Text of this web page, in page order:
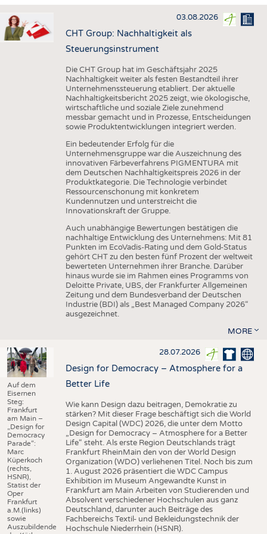
HAUS- UND HEIMTEXTILIEN
BEKLEIDUNG
AUSSCHREIBUNGEN
DTV AUSSCHREIBUNGSDIENST
STATISTICS
ADRESSEN & LINKS
PUBLIKATIONEN
BRANCHENTERMINE
03.08.2026
CHT Group: Nachhaltigkeit als
Steuerungsinstrument
Die CHT Group hat im Geschäftsjahr 2025
Nachhaltigkeit weiter als festen Bestandteil ihrer
Unternehmenssteuerung etabliert. Der aktuelle
Nachhaltigkeitsbericht 2025 zeigt, wie ökologische,
wirtschaftliche und soziale Ziele zunehmend
messbar gemacht und in Prozesse, Entscheidungen
sowie Produktentwicklungen integriert werden.
Ein bedeutender Erfolg für die
Unternehmensgruppe war die Auszeichnung des
innovativen Färbeverfahrens PIGMENTURA mit
dem Deutschen Nachhaltigkeitspreis 2026 in der
Produktkategorie. Die Technologie verbindet
Ressourcenschonung mit konkretem
Kundennutzen und unterstreicht die
Innovationskraft der Gruppe.
Auch unabhängige Bewertungen bestätigen die
nachhaltige Entwicklung des Unternehmens: Mit 81
Punkten im EcoVadis-Rating und dem Gold-Status
gehört CHT zu den besten fünf Prozent der weltweit
bewerteten Unternehmen ihrer Branche. Darüber
hinaus wurde sie im Rahmen eines Programms von
Deloitte Private, UBS, der Frankfurter Allgemeinen
Zeitung und dem Bundesverband der Deutschen
Industrie (BDI) als „Best Managed Company 2026“
ausgezeichnet.
MORE
Auf dem
Eisernen
Steg:
Frankfurt
am Main –
„Design for
Democracy
Parade“:
Marc
Küperkoch
(rechts,
HSNR),
Statist der
Oper
Frankfurt
a.M.(links)
sowie
Auszubildende
28.07.2026
Design for Democracy – Atmosphere for a
Better Life
Wie kann Design dazu beitragen, Demokratie zu
stärken? Mit dieser Frage beschäftigt sich die World
Design Capital (WDC) 2026, die unter dem Motto
„Design for Democracy – Atmosphere for a Better
Life“ steht. Als erste Region Deutschlands trägt
Frankfurt RheinMain den von der World Design
Organization (WDO) verliehenen Titel. Noch bis zum
1. August 2026 präsentiert die WDC Campus
Exhibition im Museum Angewandte Kunst in
Frankfurt am Main Arbeiten von Studierenden und
Absolvent verschiedener Hochschulen aus ganz
Deutschland, darunter auch Beiträge des
Fachbereichs Textil- und Bekleidungstechnik der
Hochschule Niederrhein (HSNR).